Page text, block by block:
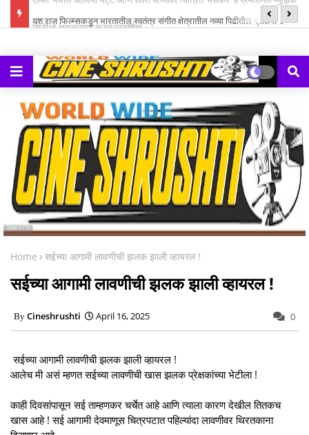
यश राज फिल्म्सकडून भारतातील स्वतंत्र संगीत क्षेत्रातील नव्या पिढीतील प्रतिभांना
Home सईच्या आगामी लावणीची झलक झाली व्हायरल !
सईच्या आगामी लावणीची झलक झाली व्हायरल !
Cineshrushti April 16, 2025 0
सईच्या आगामी लावणीची झलक झाली व्हायरल !
आलेच मी असं म्हणत सईच्या लावणीची खास झलक प्रेक्षकांच्या भेटीला !
काही दिवसांपासून सई ताम्हणकर चर्चेत आहे आणि त्याला कारण देखील तितकच
खास आहे ! सई आगामी देवमाणूस चित्रपटात पहिल्यांदा लावणीवर थिरतकाना